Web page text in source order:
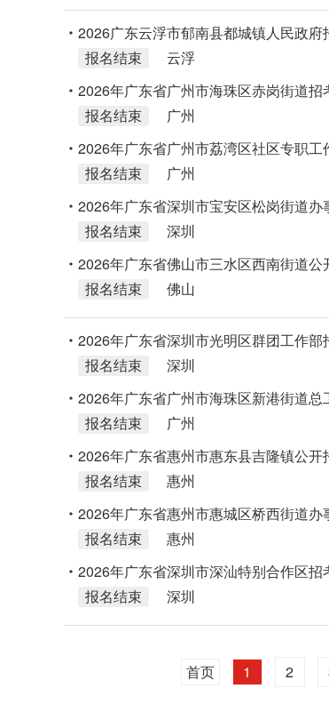
2026广东云浮市郁南县都城镇人民政
报名结束
云浮
2026年广东省广州市海珠区赤岗街道招
报名结束
广州
2026年广东省广州市荔湾区社区专职
报名结束
广州
2026年广东省深圳市宝安区松岗街道
报名结束
深圳
2026年广东省佛山市三水区西南街道
报名结束
佛山
2026年广东省深圳市光明区群团工作
报名结束
深圳
2026年广东省广州市海珠区新港街道
报名结束
广州
2026年广东省惠州市惠东县吉隆镇公开
报名结束
惠州
2026年广东省惠州市惠城区桥西街道办
报名结束
惠州
2026年广东省深圳市深汕特别合作区
报名结束
深圳
首页 1 2